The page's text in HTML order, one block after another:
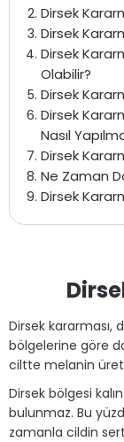
Dirsek
Dirsek
Dirsek
Olabilir?
Dirsek
Dirsek
Nasıl
Dirsek
Ne Zaman
Dirsek
Dirsek kararması,
bölgelerine göre
ciltte melanin
Dirsek bölgesi
bulunmaz. Bu
zamanla cildin